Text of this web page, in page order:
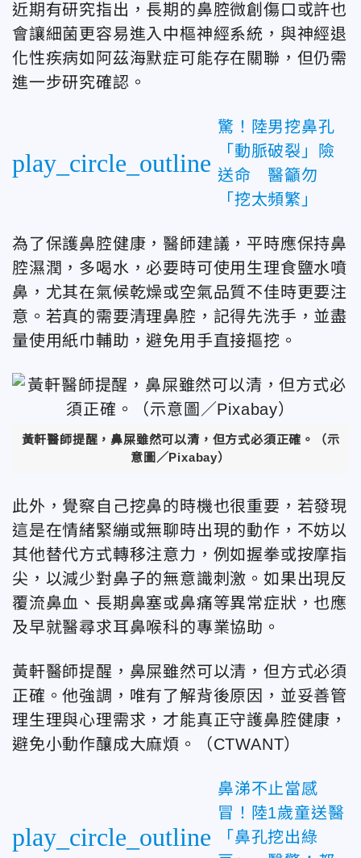
近期有研究指出，長期的鼻腔微創傷口或許也
會讓細菌更容易進入中樞神經系統，與神經退
化性疾病如阿茲海默症可能存在關聯，但仍需
進一步研究確認。
play_circle_outline
驚！陸男挖鼻孔
「動脈破裂」險
送命 醫籲勿
「挖太頻繁」
為了保護鼻腔健康，醫師建議，平時應保持鼻
腔濕潤，多喝水，必要時可使用生理食鹽水噴
鼻，尤其在氣候乾燥或空氣品質不佳時更要注
意。若真的需要清理鼻腔，記得先洗手，並盡
量使用紙巾輔助，避免用手直接摳挖。
黃軒醫師提醒，鼻屎雖然可以清，但方式必須正確。（示
意圖／Pixabay）
此外，覺察自己挖鼻的時機也很重要，若發現
這是在情緒緊繃或無聊時出現的動作，不妨以
其他替代方式轉移注意力，例如握拳或按摩指
尖，以減少對鼻子的無意識刺激。如果出現反
覆流鼻血、長期鼻塞或鼻痛等異常症狀，也應
及早就醫尋求耳鼻喉科的專業協助。
黃軒醫師提醒，鼻屎雖然可以清，但方式必須
正確。他強調，唯有了解背後原因，並妥善管
理生理與心理需求，才能真正守護鼻腔健康，
避免小動作釀成大麻煩。（CTWANT）
play_circle_outline
鼻涕不止當感
冒！陸1歲童送醫
「鼻孔挖出綠